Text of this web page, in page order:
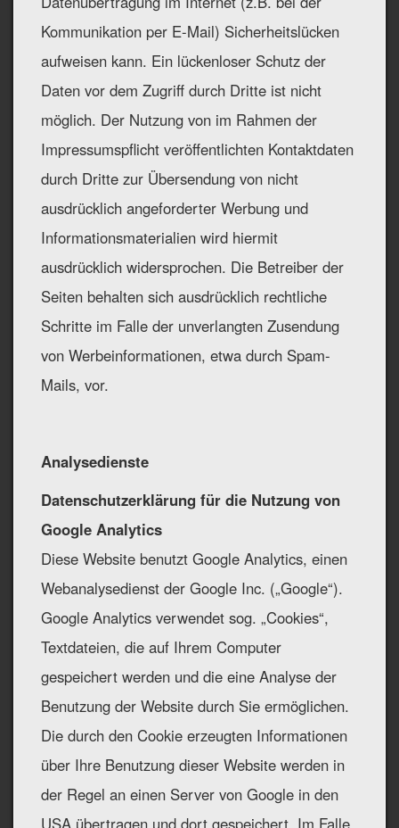
Kommunikation per E-Mail) Sicherheitslücken
aufweisen kann. Ein lückenloser Schutz der
Daten vor dem Zugriff durch Dritte ist nicht
möglich. Der Nutzung von im Rahmen der
Impressumspflicht veröffentlichten Kontaktdaten
durch Dritte zur Übersendung von nicht
ausdrücklich angeforderter Werbung und
Informationsmaterialien wird hiermit
ausdrücklich widersprochen. Die Betreiber der
Seiten behalten sich ausdrücklich rechtliche
Schritte im Falle der unverlangten Zusendung
von Werbeinformationen, etwa durch Spam-
Mails, vor.
Analysedienste
Datenschutzerklärung für die Nutzung von
Google Analytics
Diese Website benutzt Google Analytics, einen
Webanalysedienst der Google Inc. („Google“).
Google Analytics verwendet sog. „Cookies“,
Textdateien, die auf Ihrem Computer
gespeichert werden und die eine Analyse der
Benutzung der Website durch Sie ermöglichen.
Die durch den Cookie erzeugten Informationen
über Ihre Benutzung dieser Website werden in
der Regel an einen Server von Google in den
USA übertragen und dort gespeichert. Im Falle